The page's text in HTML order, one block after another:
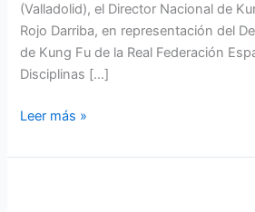
(Valladolid), el Director Nacional de
Rojo Darriba, en representación del
de Kung Fu de la Real Federación
Disciplinas […]
Leer más »